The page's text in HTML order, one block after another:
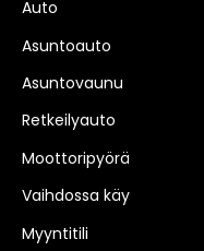
Auto
Asuntoauto
Asuntovaunu
Retkeilyauto
Moottoripyörä
Vaihdossa käy
Myyntitili